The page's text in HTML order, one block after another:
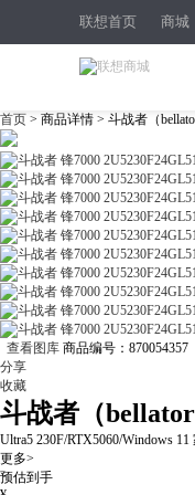
联想首页 商城
首页 > 商品详情 > 斗战者（
查看图库 商品编号： 870054357
分享
收藏
斗战者（
Ultra5 230F/RTX5060/Windows
更多>
预估到手